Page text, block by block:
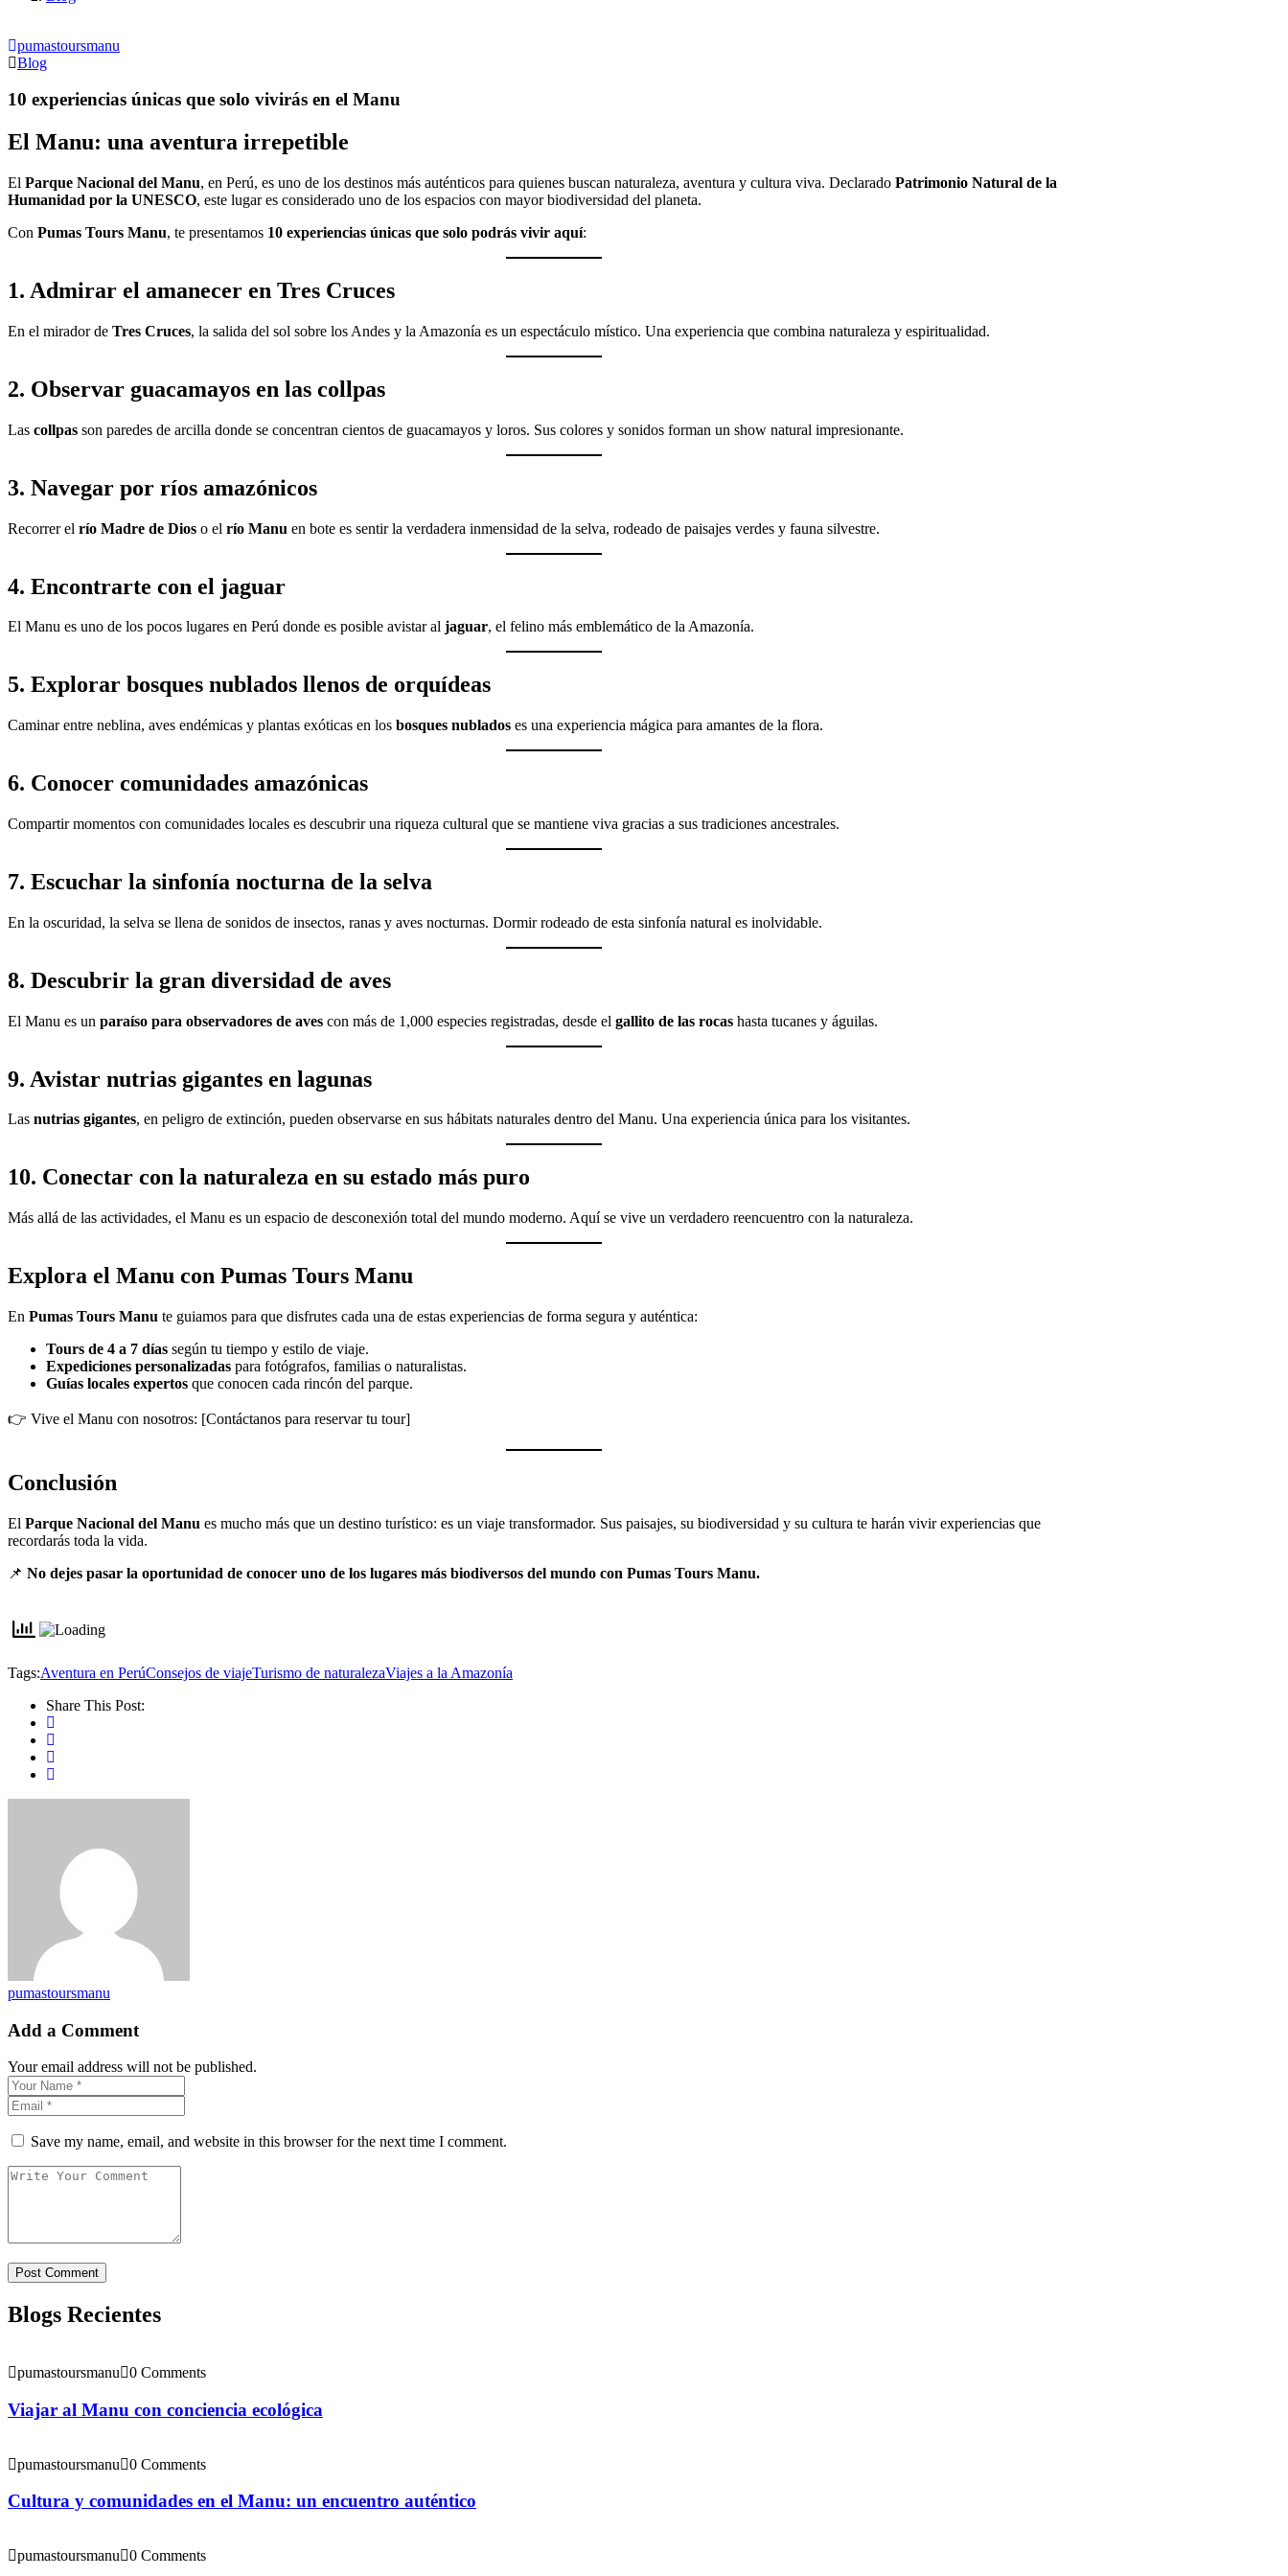
pumastoursmanu
Blog
10 experiencias únicas que solo vivirás en el Manu
El Manu: una aventura irrepetible
El Parque Nacional del Manu, en Perú, es uno de los destinos más auténticos para quienes buscan naturaleza, aventura y cultura viva. Declarado Patrimonio Natural de la
Humanidad por la UNESCO, este lugar es considerado uno de los espacios con mayor biodiversidad del planeta.
Con Pumas Tours Manu, te presentamos 10 experiencias únicas que solo podrás vivir aquí:
1. Admirar el amanecer en Tres Cruces
En el mirador de Tres Cruces, la salida del sol sobre los Andes y la Amazonía es un espectáculo místico. Una experiencia que combina naturaleza y espiritualidad.
2. Observar guacamayos en las collpas
Las collpas son paredes de arcilla donde se concentran cientos de guacamayos y loros. Sus colores y sonidos forman un show natural impresionante.
3. Navegar por ríos amazónicos
Recorrer el río Madre de Dios o el río Manu en bote es sentir la verdadera inmensidad de la selva, rodeado de paisajes verdes y fauna silvestre.
4. Encontrarte con el jaguar
El Manu es uno de los pocos lugares en Perú donde es posible avistar al jaguar, el felino más emblemático de la Amazonía.
5. Explorar bosques nublados llenos de orquídeas
Caminar entre neblina, aves endémicas y plantas exóticas en los bosques nublados es una experiencia mágica para amantes de la flora.
6. Conocer comunidades amazónicas
Compartir momentos con comunidades locales es descubrir una riqueza cultural que se mantiene viva gracias a sus tradiciones ancestrales.
7. Escuchar la sinfonía nocturna de la selva
En la oscuridad, la selva se llena de sonidos de insectos, ranas y aves nocturnas. Dormir rodeado de esta sinfonía natural es inolvidable.
8. Descubrir la gran diversidad de aves
El Manu es un paraíso para observadores de aves con más de 1,000 especies registradas, desde el gallito de las rocas hasta tucanes y águilas.
9. Avistar nutrias gigantes en lagunas
Las nutrias gigantes, en peligro de extinción, pueden observarse en sus hábitats naturales dentro del Manu. Una experiencia única para los visitantes.
10. Conectar con la naturaleza en su estado más puro
Más allá de las actividades, el Manu es un espacio de desconexión total del mundo moderno. Aquí se vive un verdadero reencuentro con la naturaleza.
Explora el Manu con Pumas Tours Manu
En Pumas Tours Manu te guiamos para que disfrutes cada una de estas experiencias de forma segura y auténtica:
Tours de 4 a 7 días según tu tiempo y estilo de viaje.
Expediciones personalizadas para fotógrafos, familias o naturalistas.
Guías locales expertos que conocen cada rincón del parque.
👉 Vive el Manu con nosotros: [Contáctanos para reservar tu tour]
Conclusión
El Parque Nacional del Manu es mucho más que un destino turístico: es un viaje transformador. Sus paisajes, su biodiversidad y su cultura te harán vivir experiencias que
recordarás toda la vida.
📌 No dejes pasar la oportunidad de conocer uno de los lugares más biodiversos del mundo con Pumas Tours Manu.
Tags:Aventura en PerúConsejos de viajeTurismo de naturalezaViajes a la Amazonía
Share This Post:
pumastoursmanu
Add a Comment
Your email address will not be published.
Save my name, email, and website in this browser for the next time I comment.
Blogs Recientes
pumastoursmanu 0 Comments
Viajar al Manu con conciencia ecológica
pumastoursmanu 0 Comments
Cultura y comunidades en el Manu: un encuentro auténtico
pumastoursmanu 0 Comments